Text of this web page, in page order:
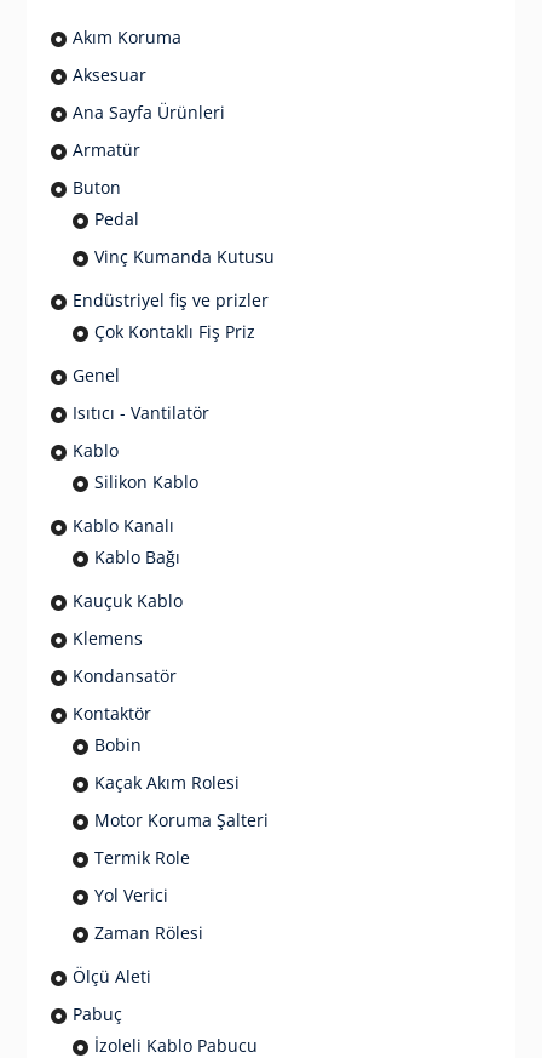
Akım Koruma
Aksesuar
Ana Sayfa Ürünleri
Armatür
Buton
Pedal
Vinç Kumanda Kutusu
Endüstriyel fiş ve prizler
Çok Kontaklı Fiş Priz
Genel
Isıtıcı - Vantilatör
Kablo
Silikon Kablo
Kablo Kanalı
Kablo Bağı
Kauçuk Kablo
Klemens
Kondansatör
Kontaktör
Bobin
Kaçak Akım Rolesi
Motor Koruma Şalteri
Termik Role
Yol Verici
Zaman Rölesi
Ölçü Aleti
Pabuç
İzoleli Kablo Pabucu